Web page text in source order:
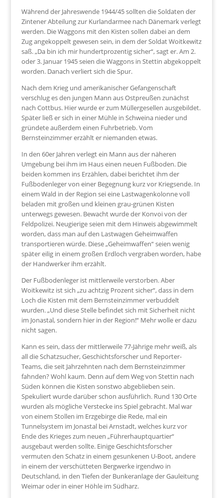
Während der Jahreswende 1944/45 sollten die Soldaten der
Zintener Abteilung zur Kurlandarmee nach Dänemark verlegt
werden. Die Waggons mit den Kisten sollen dabei an dem
Zug angekoppelt gewesen sein, in dem der Soldat Woitkewitz
saß. „Da bin ich mir hundertprozentig sicher“, sagt er. Am 2.
oder 3. Januar 1945 seien die Waggons in Stettin abgekoppelt
worden. Danach verliert sich die Spur.
Nach dem Krieg und amerikanischer Gefangenschaft
verschlug es den jungen Mann aus Ostpreußen zunächst
nach Cottbus. Hier wurde er zum Müllergesellen ausgebildet.
Später ließ er sich in einer Mühle in Schweina nieder und
gründete außerdem einen Fuhrbetrieb. Vom
Bernsteinzimmer erzählt er niemanden etwas.
In den 60er Jahren verlegt ein Mann aus der näheren
Umgebung bei ihm im Haus einen neuen Fußboden. Die
beiden kommen ins Erzählen, dabei berichtet ihm der
Fußbodenleger von einer Begegnung kurz vor Kriegsende. In
einem Wald in der Region sei eine Lastwagenkolonne voll
beladen mit großen und kleinen grau-grünen Kisten
unterwegs gewesen. Bewacht wurde der Konvoi von der
Feldpolizei. Neugierige seien mit dem Hinweis abgewimmelt
worden, dass man auf den Lastwagen Geheimwaffen
transportieren würde. Diese „Geheimwaffen“ seien wenig
später eilig in einem großen Erdloch vergraben worden, habe
der Handwerker ihm erzählt.
Der Fußbodenleger ist mittlerweile verstorben. Aber
Woitkewitz ist sich „zu achtzig Prozent sicher“, dass in dem
Loch die Kisten mit dem Bernsteinzimmer verbuddelt
wurden. „Und diese Stelle befindet sich mit Sicherheit nicht
im Jonastal, sondern hier in der Region!“ Mehr wolle er dazu
nicht sagen.
Kann es sein, dass der mittlerweile 77-Jährige mehr weiß, als
all die Schatzsucher, Geschichtsforscher und Reporter-
Teams, die seit Jahrzehnten nach dem Bernsteinzimmer
fahnden? Wohl kaum. Denn auf dem Weg von Stettin nach
Süden können die Kisten sonstwo abgeblieben sein.
Spekuliert wurde darüber schon ausführlich. Rund 130 Orte
wurden als mögliche Verstecke ins Spiel gebracht. Mal war
von einem Stollen im Erzgebirge die Rede, mal ein
Tunnelsystem im Jonastal bei Arnstadt, welches kurz vor
Ende des Krieges zum neuen „Führerhauptquartier“
ausgebaut werden sollte. Einige Geschichtsforscher
vermuten den Schatz in einem gesunkenen U-Boot, andere
in einem der verschütteten Bergwerke irgendwo in
Deutschland, in den Tiefen der Bunkeranlage der Gauleitung
Weimar oder in einer Höhle im Südharz.